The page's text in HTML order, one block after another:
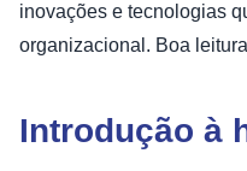
inovações e tecnologias
organizacional. Boa
Introdução à